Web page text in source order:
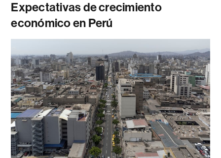
Expectativas de crecimiento
económico en Perú